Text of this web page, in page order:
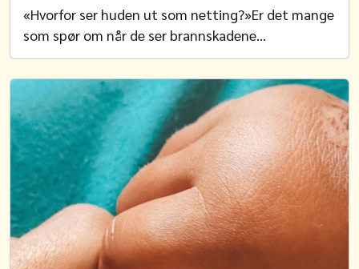
«Hvorfor ser huden ut som netting?»Er det mange
som spør om når de ser brannskadene…